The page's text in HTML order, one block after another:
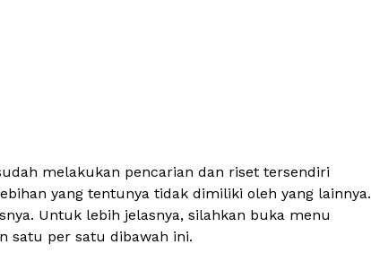
melakukan pencarian dan riset tersendiri
yang tentunya tidak dimiliki oleh yang lainnya.
Untuk lebih jelasnya, silahkan buka menu
satu per satu dibawah ini.